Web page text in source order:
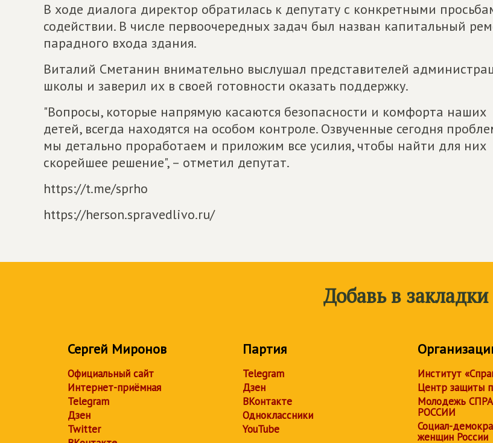
В ходе диалога директор обратилась к депутату с конкретными
содействии. В числе первоочередных задач был назван капитальный
парадного входа здания.
Виталий Сметанин внимательно выслушал представителей
школы и заверил их в своей готовности оказать поддержку.
"Вопросы, которые напрямую касаются безопасности и комфорта наших
детей, всегда находятся на особом контроле. Озвученные сегодня
мы детально проработаем и приложим все усилия, чтобы найти для них
скорейшее решение", – отметил депутат.
https://t.me/sprho
https://herson.spravedlivo.ru/
Добавь в закладки
Сергей Миронов
Официальный сайт
Интернет-приёмная
Telegram
Дзен
Twitter
Партия
Telegram
Дзен
ВКонтакте
Одноклассники
YouTube
Институт
Центр защиты
Молодежь
РОССИИ
Социал-
женщин России